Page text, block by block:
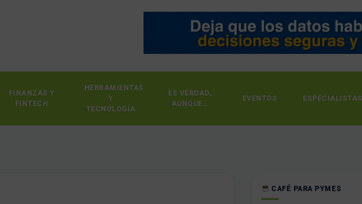
FINANZAS Y
FINTECH
HERRAMIENTAS
Y
TECNOLOGÍA
ES VERDAD,
AUNQUE…
EVENTOS ESPECIALISTAS
CAFÉ PARA PYMES